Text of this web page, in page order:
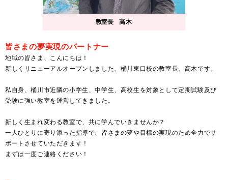
教室長 高木
皆さまの夢実現のパートナー
地域の皆さま、こんにちは！
新しくリニューアルオープンしました、桶川東口校の教室長、高木です。
私自身、桶川市近隣の小学生、中学生、高校生を対象として定期試験及び
受験に強い教室を運営してきました。
新しく生まれ変わる教室で、共に学んでいきませんか？
一人ひとりに寄り添った指導で、皆さまの夢や目標の実現のため全力でサ
ポートさせていただきます！
まずは一度ご連絡ください！